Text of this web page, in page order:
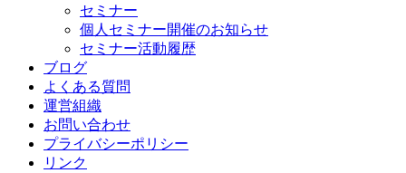
セミナー
個人セミナー開催のお知らせ
セミナー活動履歴
ブログ
よくある質問
運営組織
お問い合わせ
プライバシーポリシー
リンク